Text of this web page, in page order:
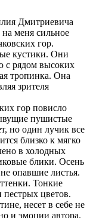
Дмитриевича
меня сильное
гор.
кустики. Они
с рядом высоких
тропинка. Она
зрителя
гор повисло
пушистые
но один лучик все
близко к мягко
в холодных
блики. Осень
опавшие листья.
Тонкие
цветов.
несет в себе не
и эмоции автора.